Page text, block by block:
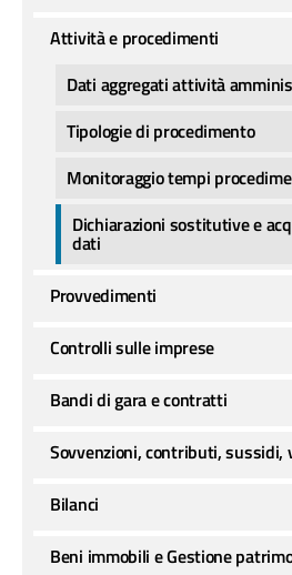
Attività e procedimenti
Dati aggregati attività
Tipologie di procedimento
Monitoraggio tempi
Dichiarazioni sostitutive e
dati
Provvedimenti
Controlli sulle imprese
Bandi di gara e contratti
Sovvenzioni, contributi, sussidi,
Bilanci
Beni immobili e Gestione